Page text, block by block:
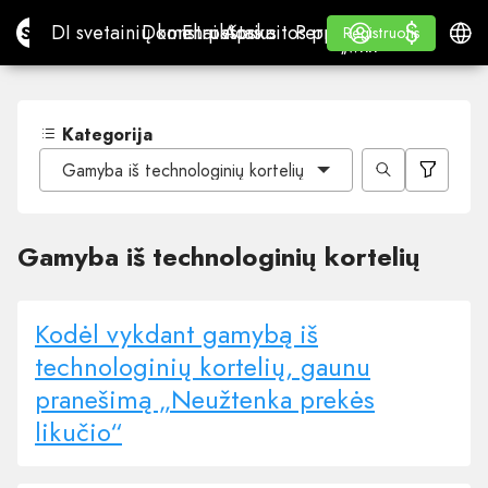
Site.proDI svetainių konstruktorius
DI svetainių konstruktorius
Domenai
DomenaiEl. paštas
El. paštasApskaitos programa
Apskaitos programa
Perpardavėjams
„WHITE LABEL“
Mokymasis
Mokymasis
Registruotis
Registruotis
Prisijungti
$
$
Kategorija
Gamyba iš technologinių kortelių
Gamyba iš technologinių kortelių
Kodėl vykdant gamybą iš
technologinių kortelių, gaunu
pranešimą „Neužtenka prekės
likučio“